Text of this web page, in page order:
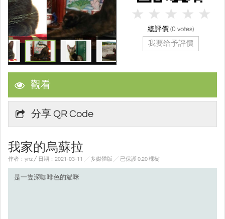
觀看
分享 QR Code
我家的烏蘇拉
作者：ynz ╱ 日期：2021-03-11 ╱ 多媒體版 ╱ 已保護 0.20 棵樹
是一隻深咖啡色的貓咪
總評價(0 votes)
我要给予評價